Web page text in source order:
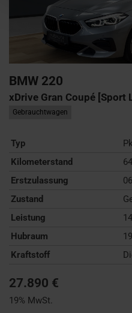
BMW 220
xDrive Gran Coupé [Sport
Gebrauchtwagen
Typ
Kilometerstand
Erstzulassung
Zustand
Leistung
Hubraum
Kraftstoff
27.890 €
19% MwSt.